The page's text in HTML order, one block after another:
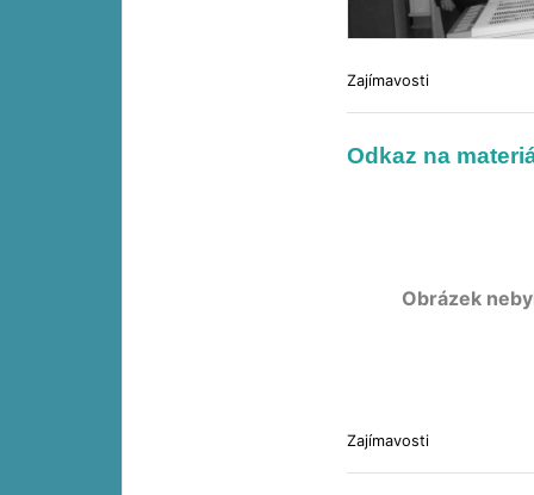
Zajímavosti
Odkaz na
Obrázek
Zajímavosti